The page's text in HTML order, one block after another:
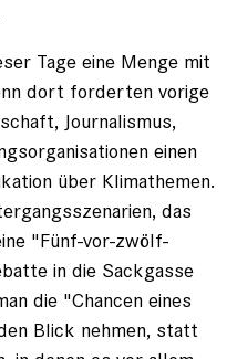
Tage eine Menge mit
dort forderten vorige
Journalismus,
einen
über Klimathemen.
das
"Fünf-vor-zwölf-
in die Sackgasse
die "Chancen eines
Blick nehmen, statt